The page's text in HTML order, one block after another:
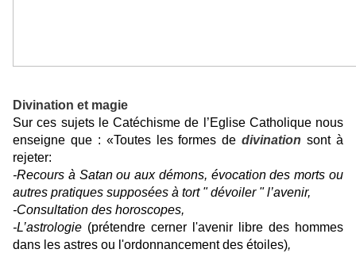
Divination et magie
Sur ces sujets le Catéchisme de l’Eglise Catholique nous
enseigne que : «Toutes les formes dedivination sont à
rejeter:
-Recours à Satan ou aux démons, évocation des morts ou
autres pratiques supposées à tort " dévoiler " l’avenir,
-Consultation des horoscopes,
-L’astrologie (prétendre cerner l'avenir libre des hommes
dans les astres ou l'ordonnancement des étoiles),